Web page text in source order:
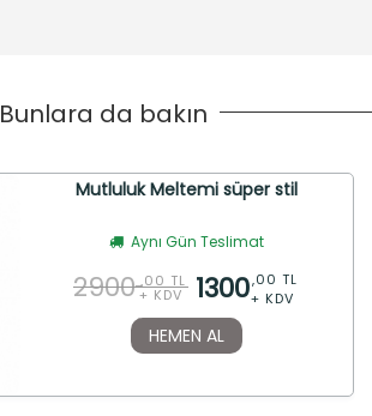
Bunlara da bakın
Mutluluk Meltemi süper stil
Aynı Gün Teslimat
2900 ,00 TL
+ KDV 1300,00 TL
+ KDV
HEMEN AL